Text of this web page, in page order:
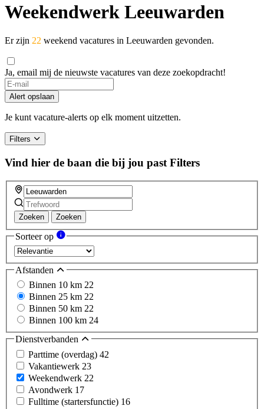
Weekendwerk Leeuwarden
Er zijn 22 weekend vacatures in Leeuwarden gevonden.
Ja, email mij de nieuwste vacatures van deze zoekopdracht!
Alert opslaan
Je kunt vacature-alerts op elk moment uitzetten.
Filters
Vind hier de baan die bij jou past Filters
Zoeken Zoeken
Sorteer op
Afstanden
Binnen 10 km 22
Binnen 25 km 22
Binnen 50 km 22
Binnen 100 km 24
Dienstverbanden
Parttime (overdag) 42
Vakantiewerk 23
Weekendwerk 22
Avondwerk 17
Fulltime (startersfunctie) 16